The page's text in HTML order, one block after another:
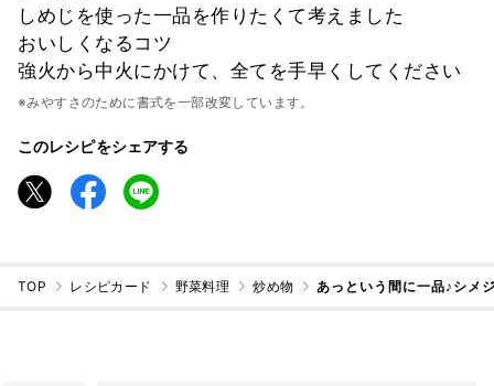
しめじを使った一品を作りたくて考えました
おいしくなるコツ
強火から中火にかけて、全てを手早くしてください
※みやすさのために書式を一部改変しています。
このレシピをシェアする
TOP レシピカード 野菜料理 炒め物 あっという間に一品♪シメ